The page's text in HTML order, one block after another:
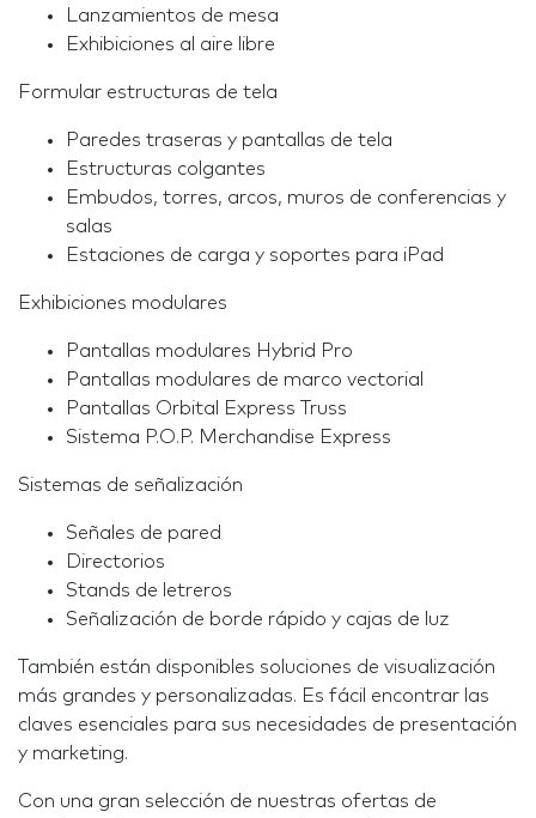
Lanzamientos de mesa
Exhibiciones al aire libre
Formular estructuras de tela
Paredes traseras y pantallas de tela
Estructuras colgantes
Embudos, torres, arcos, muros de conferencias y
salas
Estaciones de carga y soportes para iPad
Exhibiciones modulares
Pantallas modulares Hybrid Pro
Pantallas modulares de marco vectorial
Pantallas Orbital Express Truss
Sistema P.O.P. Merchandise Express
Sistemas de señalización
Señales de pared
Directorios
Stands de letreros
Señalización de borde rápido y cajas de luz
También están disponibles soluciones de visualización
más grandes y personalizadas. Es fácil encontrar las
claves esenciales para sus necesidades de presentación
y marketing.
Con una gran selección de nuestras ofertas de